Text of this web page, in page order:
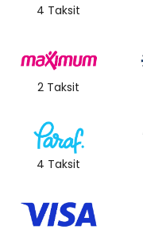
4 Taksit
2 Taksit
4 Taksit